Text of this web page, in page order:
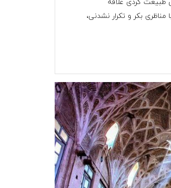
مناظری بکر و تکرار نشدنی،